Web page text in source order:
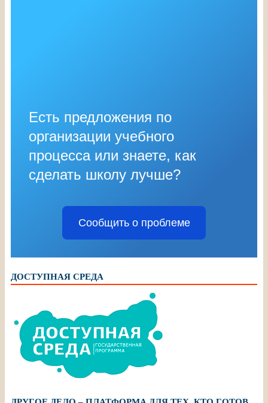
Есть предложения по
организации учебного
процесса или знаете, как
сделать школу лучше?
Сообщить о проблеме
ДОСТУПНАЯ СРЕДА